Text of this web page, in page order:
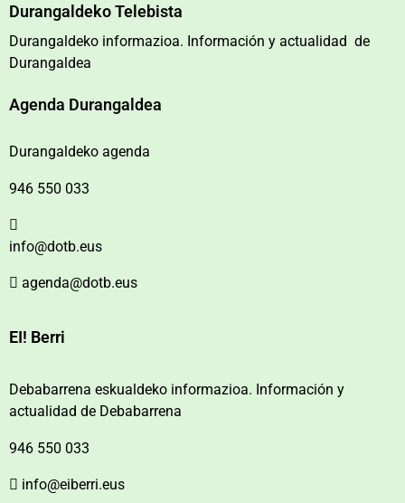
Durangaldeko Telebista
Durangaldeko informazioa. Información y actualidad de
Durangaldea
Agenda Durangaldea
Durangaldeko agenda
946 550 033
info@dotb.eus
agenda@dotb.eus
EI! Berri
Debabarrena eskualdeko informazioa. Información y
actualidad de Debabarrena
946 550 033
info@eiberri.eus